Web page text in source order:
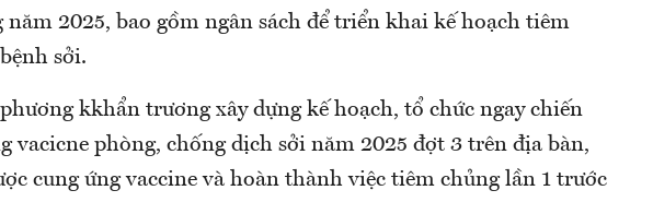
2025, bao gồm ngân sách để triển khai kế hoạch tiêm
sởi.
phương kkhẩn trương xây dựng kế hoạch, tổ chức ngay chiến
vacicne phòng, chống dịch sởi năm 2025 đợt 3 trên địa bàn,
cung ứng vaccine và hoàn thành việc tiêm chủng lần 1 trước